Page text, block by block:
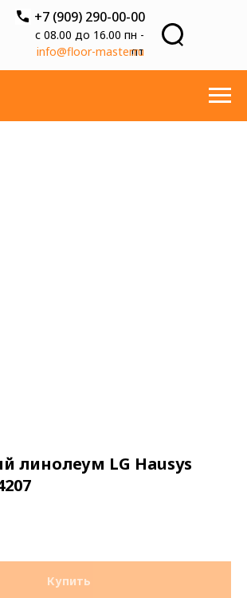
с 08.00 до 16.00 пн -
пт
+7 (909) 290-00-00
info@floor-master.ru
линолеум LG Hausys
Купить